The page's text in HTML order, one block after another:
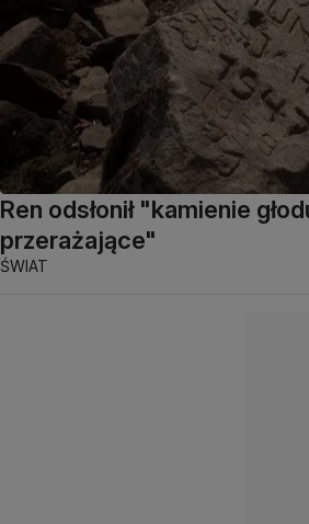
Ren odsłonił "kamienie
przerażające"
ŚWIAT